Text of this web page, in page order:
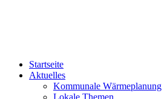
Startseite
Aktuelles
Kommunale Wärmeplanung
Lokale Themen